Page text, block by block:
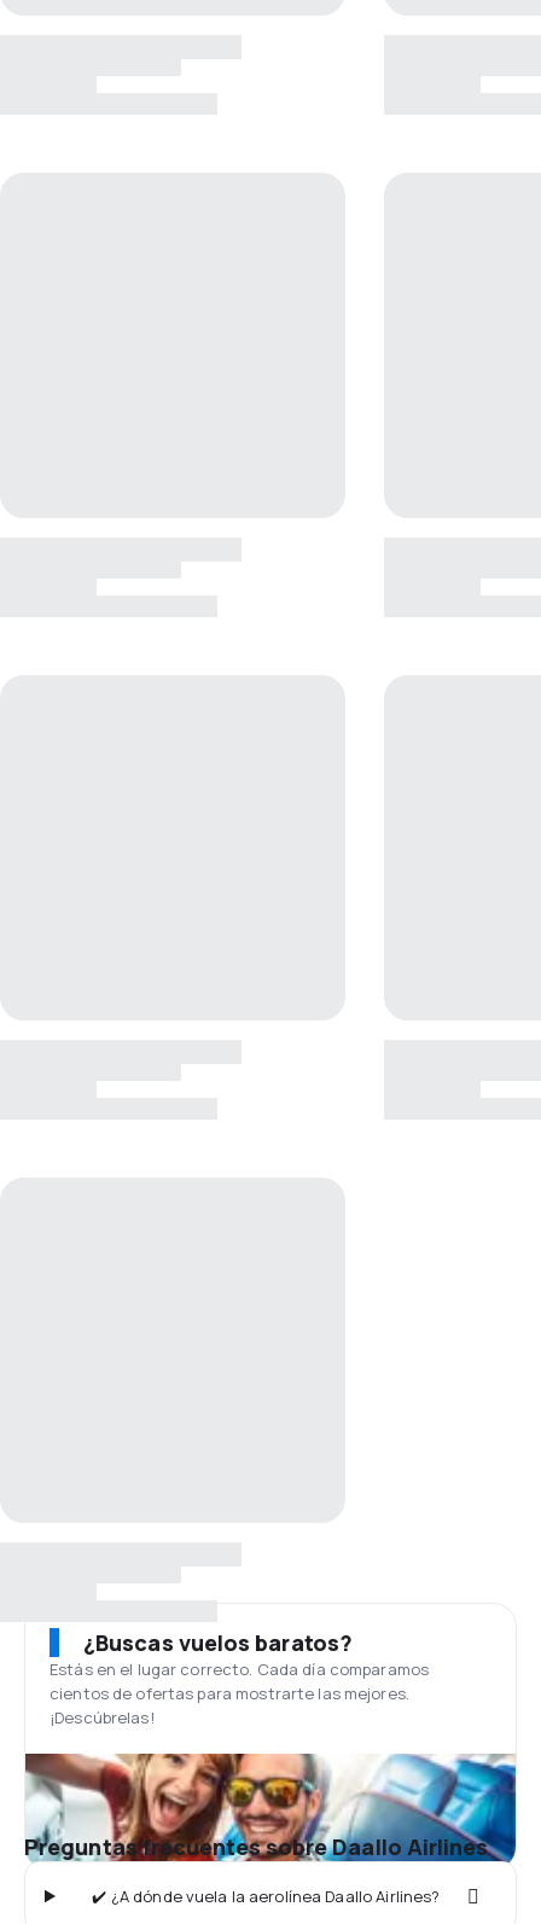
¿Buscas vuelos baratos?
Estás en el lugar correcto. Cada día comparamos
cientos de ofertas para mostrarte las mejores.
¡Descúbrelas!
Preguntas frecuentes sobre Daallo Airlines
✔️ ¿A dónde vuela la aerolínea Daallo Airlines?